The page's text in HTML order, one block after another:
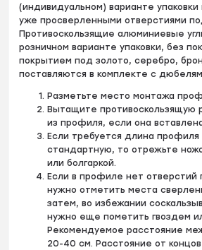
(индивидуальном) варианте
уже просверленными отверстиями
Противоскользящие алюминиевые
розничном варианте упаковки, без
покрытием под золото, серебро,
поставляются в комплекте с
Разметьте место монтажа
Вытащите противоскользящую
из профиля, если она
Если требуется длина
стандартную, то отрежьте
или болгаркой.
Если в профиле нет отверстий
нужно отметить места
затем, во избежании
нужно еще пометить гвоздем
Рекомендуемое расстояние
20-40 см. Расстояние от концов